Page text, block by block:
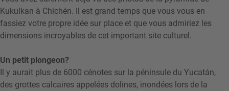
Kukulkan à Chichén. Il est grand temps que vous vous en
fassiez votre propre idée sur place et que vous admiriez les
dimensions incroyables de cet important site culturel.
Un petit plongeon?
Il y aurait plus de 6000 cénotes sur la péninsule du Yucatán,
des grottes calcaires appelées dolines, inondées lors de la